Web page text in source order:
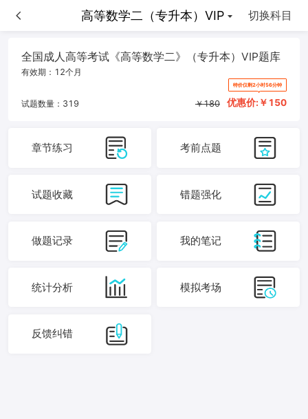
高等数学二（专升本）VIP 切换科目
高等数学二（专升本）VIP
全国成人高等考试《高等数学二》（专升本）VIP题库
有效期： 12个月
试题数量： 319 ￥180
特价仅剩2小时56分钟
优惠价:￥ 150
章节练习 考前点题
试题收藏 错题强化
做题记录 我的笔记
统计分析 模拟考场
反馈纠错